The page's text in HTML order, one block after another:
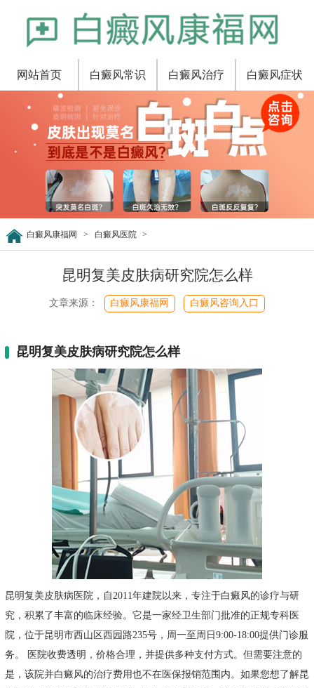
网站首页 白癜风常识 白癜风治疗 白癜风症状
白癜风康福网 > 白癜风医院 >
昆明复美皮肤病研究院怎么样
文章来源： 白癜风康福网 白癜风咨询入口
昆明复美皮肤病研究院怎么样
昆明复美皮肤病医院，自2011年建院以来，专注于白癜风的诊疗与研
究，积累了丰富的临床经验。它是一家经卫生部门批准的正规专科医
院，位于昆明市西山区西园路235号，周一至周日9:00-18:00提供门诊服
务。 医院收费透明，价格合理，并提供多种支付方式。但需要注意的
是，该院并白癜风的治疗费用也不在医保报销范围内。如果您想了解昆